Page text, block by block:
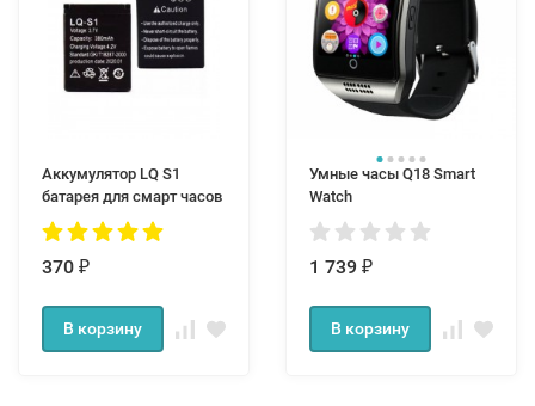
Аккумулятор LQ S1
батарея для смарт часов
370 ₽
В корзину
Умные часы Q18 Smart
Watch
1 739 ₽
В корзину